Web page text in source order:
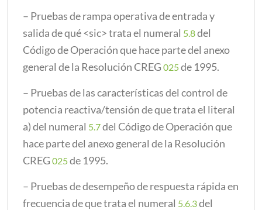
– Pruebas de rampa operativa de entrada y
salida de qué <sic> trata el numeral 5.8del
Código de Operación que hace parte del anexo
general de la Resolución CREG 025de 1995.
– Pruebas de las características del control de
potencia reactiva/tensión de que trata el literal
a) del numeral 5.7del Código de Operación que
hace parte del anexo general de la Resolución
CREG 025de 1995.
– Pruebas de desempeño de respuesta rápida en
frecuencia de que trata el numeral 5.6.3del